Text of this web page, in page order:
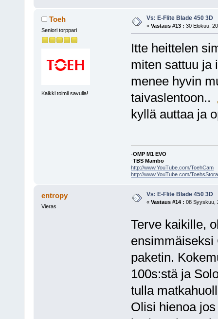
Toeh
Seniori torppari
Kaikki toimii savulla!
Vs: E-Flite Blade 450 3D
« Vastaus #13 : 30 Elokuu,
Itte heittelen
miten sattuu ja
menee hyvin
taivaslentoon..
kyllä auttaa ja
-OMP M1 EVO
-TBS Mambo
http://www.YouTube.com/ToehCam
http://www.YouTube.com/
entropy
Vieras
Vs: E-Flite Blade 450 3D
« Vastaus #14 : 08 Syyskuu,
Terve kaikille,
ensimmäiseksi
paketin.
100s:stä ja
tulla
Olisi hienoa